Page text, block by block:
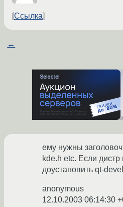
Ссылка
←
ему нужны
kde.h etc. Если дистр
доустановить qt-
anonymous
12.10.2003 06:14:30